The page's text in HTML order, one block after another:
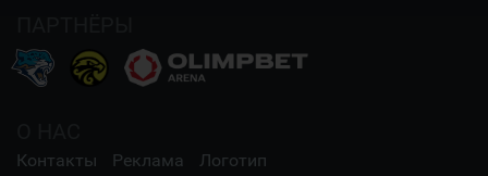
Контакты Реклама Логотип